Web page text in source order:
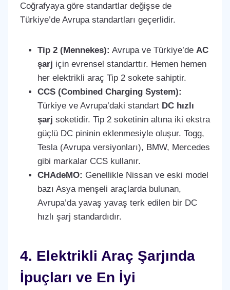
Coğrafyaya göre standartlar değişse de
Türkiye’de Avrupa standartları geçerlidir.
Tip 2 (Mennekes): Avrupa ve Türkiye’de AC
şarj için evrensel standarttır. Hemen hemen
her elektrikli araç Tip 2 sokete sahiptir.
CCS (Combined Charging System):
Türkiye ve Avrupa’daki standart DC hızlı
şarj soketidir. Tip 2 soketinin altına iki ekstra
güçlü DC pininin eklenmesiyle oluşur. Togg,
Tesla (Avrupa versiyonları), BMW, Mercedes
gibi markalar CCS kullanır.
CHAdeMO: Genellikle Nissan ve eski model
bazı Asya menşeli araçlarda bulunan,
Avrupa’da yavaş yavaş terk edilen bir DC
hızlı şarj standardıdır.
4. Elektrikli Araç Şarjında
İpuçları ve En İyi